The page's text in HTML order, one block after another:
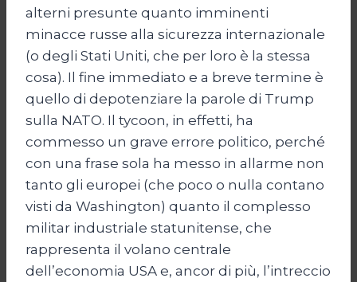
alterni presunte quanto imminenti
minacce russe alla sicurezza internazionale
(o degli Stati Uniti, che per loro è la stessa
cosa). Il fine immediato e a breve termine è
quello di depotenziare la parole di Trump
sulla NATO. Il tycoon, in effetti, ha
commesso un grave errore politico, perché
con una frase sola ha messo in allarme non
tanto gli europei (che poco o nulla contano
visti da Washington) quanto il complesso
militar industriale statunitense, che
rappresenta il volano centrale
dell’economia USA e, ancor di più, l’intreccio